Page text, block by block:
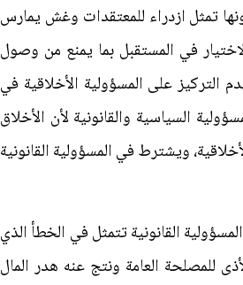
تمثل ازدراء للمعتقدات وغش يمارس
في المستقبل بما يمنع من وصول
التركيز على المسؤولية الأخلاقية في
السياسية والقانونية لأن الأخلاق
ويشترط في المسؤولية القانونية
القانونية تتمثل في الخطأ الذي
للمصلحة العامة ونتج عنه هدر المال